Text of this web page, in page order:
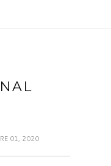
01, 2020